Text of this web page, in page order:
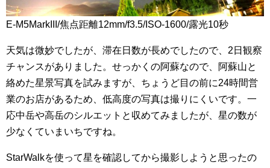
E-M5MarkIII/焦点距離12mm/f3.5/ISO-1600/露光10秒
天気は微妙でしたが、滞在日数が長めでしたので、2日観察
チャンスがありました。せっかくの阿蘇なので、阿蘇山と
絡めた星景写真を試みますが、ちょうど目の前に24時間営
業のお店があるため、低高度の写真は撮りにくいです。一
応中岳や高岳のシルエットと収めてみましたが、星の数が
少なくていまいちですね。
StarWalkを使って星を確認してから撮影しようと思ったの